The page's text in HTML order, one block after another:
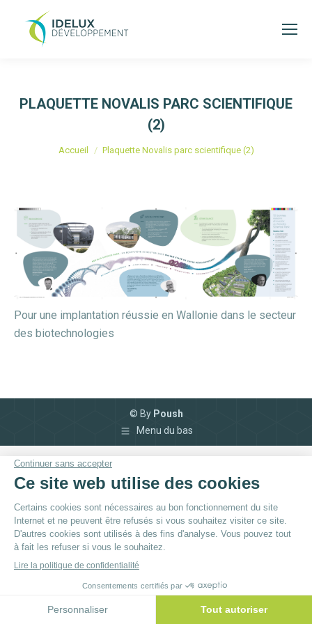
PLAQUETTE NOVALIS PARC SCIENTIFIQUE
(2)
Vous êtes ici :
Accueil Plaquette Novalis parc scientifique (2)
Pour une implantation réussie en Wallonie dans le secteur
des biotechnologies
© By Poush
Menu du bas